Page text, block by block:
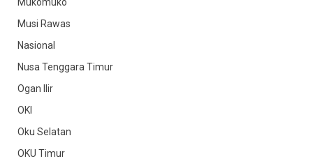
Mukomuko
Musi Rawas
Nasional
Nusa Tenggara Timur
Ogan Ilir
OKI
Oku Selatan
OKU Timur